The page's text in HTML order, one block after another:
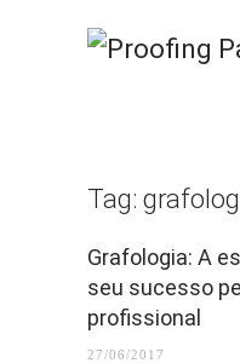
Tag:
Grafologia: A
seu sucesso
profissional
27/06/2017